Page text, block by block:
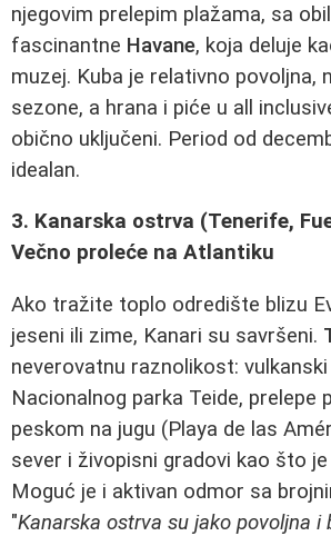
njegovim prelepim plažama, sa
fascinantne Havane, koja deluje
muzej. Kuba je relativno povoljna,
sezone, a hrana i piće u all
obično uključeni. Period od
idealan.
3. Kanarska ostrva (Tenerife,
Večno proleće na Atlantiku
Ako tražite toplo odredište blizu
jeseni ili zime, Kanari su savršeni.
neverovatnu raznolikost:
Nacionalnog parka Teide, prelepe
peskom na jugu (Playa de las
sever i živopisni gradovi kao što
Moguć je i aktivan odmor sa
"Kanarska ostrva su jako povoljna i